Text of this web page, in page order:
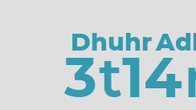
Connected
Aug 7, 2026, 10:06:28
Dhuhr
3t14